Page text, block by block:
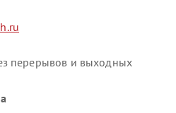
перерывов и выходных